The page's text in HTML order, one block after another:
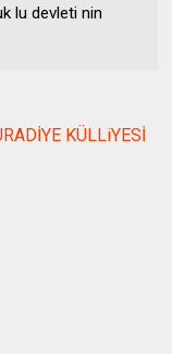
lu devleti nin
KÜLLiYESİ